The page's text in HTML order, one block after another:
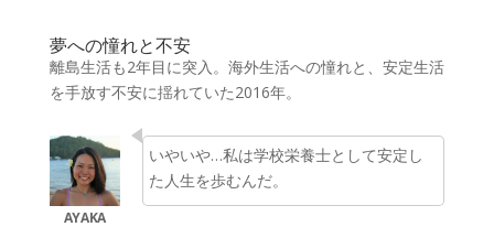
夢への憧れと不安
離島生活も2年目に突入。海外生活への憧れと、安定生活
を手放す不安に揺れていた2016年。
いやいや…私は学校栄養士として安定し
た人生を歩むんだ。